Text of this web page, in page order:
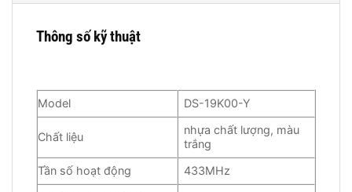
Thông số kỹ thuật
Model DS-19K00-Y
Chất liệu
nhựa chất lượng, màu
trắng
Tần số hoạt động
433MHz